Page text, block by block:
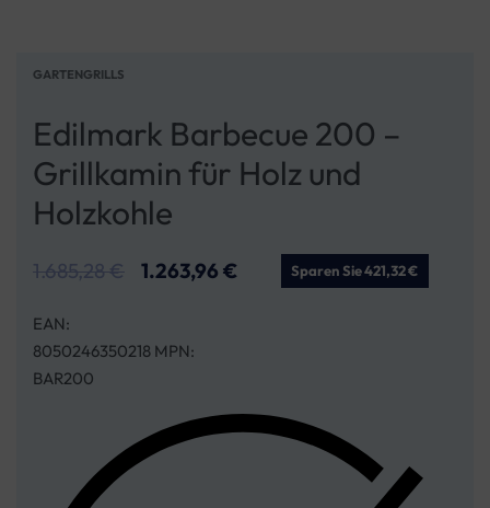
GARTENGRILLS
Edilmark Barbecue 200 –
Grillkamin für Holz und
Holzkohle
1.685,28€ 1.263,96 € Sparen Sie 421,32 €
EAN:
8050246350218 MPN:
BAR200